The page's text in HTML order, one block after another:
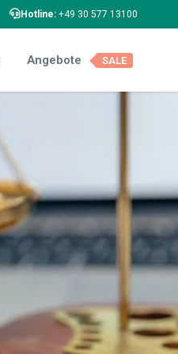
Hotline: +49 30 577 13100
Angebote SALE